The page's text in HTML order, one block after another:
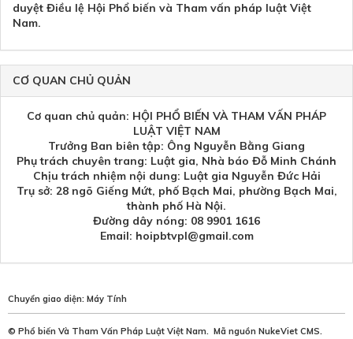
duyệt Điều lệ Hội Phổ biến và Tham vấn pháp luật Việt
Nam.
CƠ QUAN CHỦ QUẢN
Cơ quan chủ quản: HỘI PHỔ BIẾN VÀ THAM VẤN PHÁP
LUẬT VIỆT NAM
Trưởng Ban biên tập: Ông Nguyễn Bằng Giang
Phụ trách chuyên trang: Luật gia, Nhà báo Đỗ Minh Chánh
Chịu trách nhiệm nội dung: Luật gia Nguyễn Đức Hải
Trụ sở: 28 ngõ Giếng Mứt, phố Bạch Mai, phường Bạch Mai,
thành phố Hà Nội.
Đường dây nóng: 08 9901 1616
Email: hoipbtvpl@gmail.com
Chuyển giao diện: Máy Tính
© Phổ biến Và Tham Vấn Pháp Luật Việt Nam. Mã nguồn NukeViet CMS.